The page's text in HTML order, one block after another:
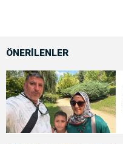
ÖNERİLENLER